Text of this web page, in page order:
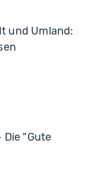
und Umland:
"Gute